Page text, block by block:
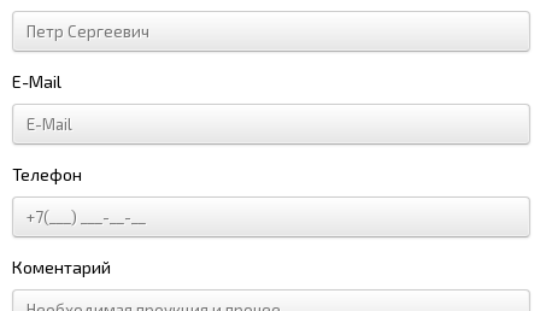
E-Mail
Телефон
Коментарий